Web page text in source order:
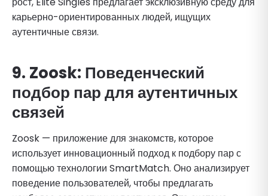
карьерно-ориентированных людей, ищущих
аутентичные связи.
9. Zoosk: Поведенческий
подбор пар для аутентичных
связей
Zoosk — приложение для знакомств, которое
использует инновационный подход к подбору пар с
помощью технологии SmartMatch. Оно анализирует
поведение пользователей, чтобы предлагать